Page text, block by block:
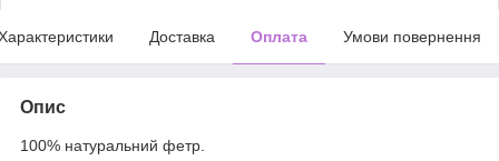
Доставка Оплата Умови повернення
Опис
100% натуральний фетр.